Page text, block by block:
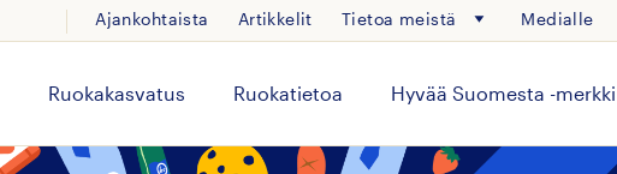
Ajankohtaista Artikkelit Tietoa meistä Medialle
Ruokakasvatus Ruokatietoa Hyvää Suomesta -merkki